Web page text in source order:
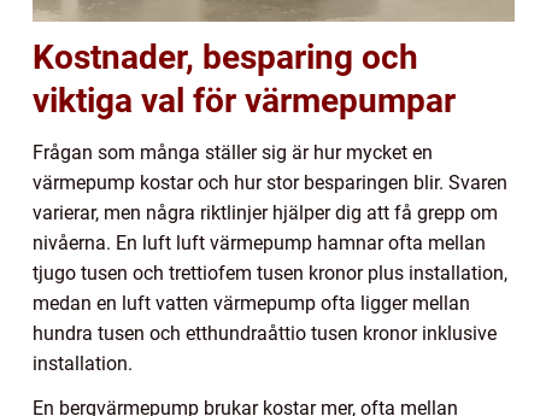
Kostnader, besparing och
viktiga val för värmepumpar
Frågan som många ställer sig är hur mycket en
värmepump kostar och hur stor besparingen blir. Svaren
varierar, men några riktlinjer hjälper dig att få grepp om
nivåerna. En luft luft värmepump hamnar ofta mellan
tjugo tusen och trettiofem tusen kronor plus installation,
medan en luft vatten värmepump ofta ligger mellan
hundra tusen och etthundraåttio tusen kronor inklusive
installation.
En bergvärmepump brukar kostar mer, ofta mellan